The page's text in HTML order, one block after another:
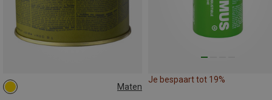
Maten
190G
Je bespaart tot 19%